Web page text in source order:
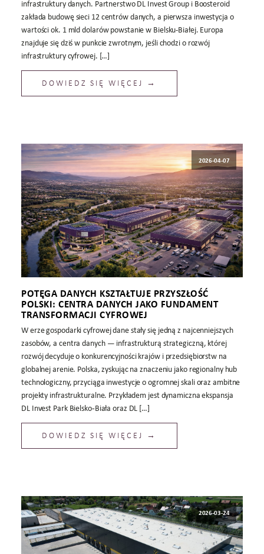
infrastruktury danych. Partnerstwo DL Invest Group i Boosteroid
zakłada budowę sieci 12 centrów danych, a pierwsza inwestycja o
wartości ok. 1 mld dolarów powstanie w Bielsku-Białej. Europa
znajduje się dziś w punkcie zwrotnym, jeśli chodzi o rozwój
infrastruktury cyfrowej. […]
DOWIEDZ SIĘ WIĘCEJ →
2026-04-07
POTĘGA DANYCH KSZTAŁTUJE PRZYSZŁOŚĆ
POLSKI: CENTRA DANYCH JAKO FUNDAMENT
TRANSFORMACJI CYFROWEJ
W erze gospodarki cyfrowej dane stały się jedną z najcenniejszych
zasobów, a centra danych — infrastrukturą strategiczną, której
rozwój decyduje o konkurencyjności krajów i przedsiębiorstw na
globalnej arenie. Polska, zyskując na znaczeniu jako regionalny hub
technologiczny, przyciąga inwestycje o ogromnej skali oraz ambitne
projekty infrastrukturalne. Przykładem jest dynamiczna ekspansja
DL Invest Park Bielsko‑Biała oraz DL […]
DOWIEDZ SIĘ WIĘCEJ →
2026-03-24